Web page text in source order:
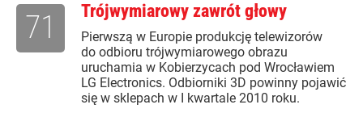
Trójwymiarowy zawrót głowy
Pierwszą w Europie produkcję telewizorów
do odbioru trójwymiarowego obrazu
uruchamia w Kobierzycach pod Wrocławiem
LG Electronics. Odbiorniki 3D powinny pojawić
się w sklepach w I kwartale 2010 roku.
71